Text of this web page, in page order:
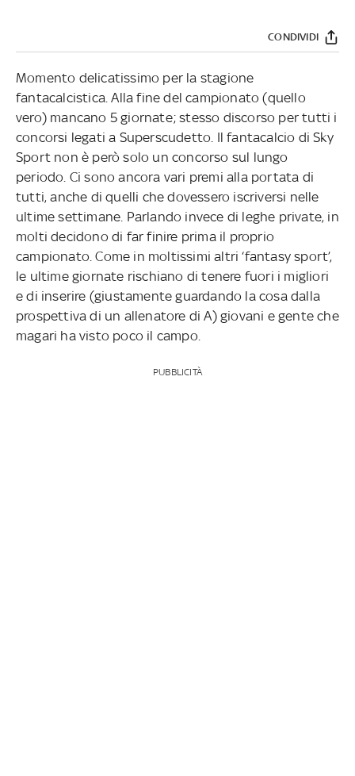
CONDIVIDI
Momento delicatissimo per la stagione
fantacalcistica. Alla fine del campionato (quello
vero) mancano 5 giornate; stesso discorso per tutti i
concorsi legati a Superscudetto. Il fantacalcio di Sky
Sport non è però solo un concorso sul lungo
periodo. Ci sono ancora vari premi alla portata di
tutti, anche di quelli che dovessero iscriversi nelle
ultime settimane. Parlando invece di leghe private, in
molti decidono di far finire prima il proprio
campionato. Come in moltissimi altri ‘fantasy sport’,
le ultime giornate rischiano di tenere fuori i migliori
e di inserire (giustamente guardando la cosa dalla
prospettiva di un allenatore di A) giovani e gente che
magari ha visto poco il campo.
PUBBLICITÀ